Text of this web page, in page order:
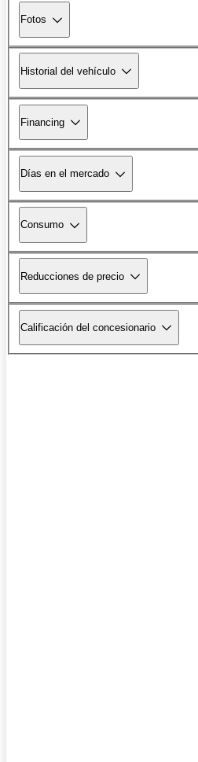
Fotos
Historial del vehículo
Financing
Días en el mercado
Consumo
Reducciones de precio
Calificación del concesionario